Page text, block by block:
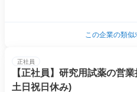
この企業の類似
正社員
【正社員】研究用試薬の営
土日祝日休み)